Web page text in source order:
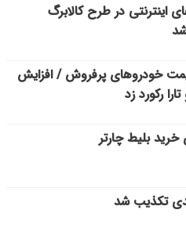
اینترنتی در طرح کالابرگ
خودروهای پرفروش / افزایش
رکورد زد
بلیط چارتر
تکذیب شد